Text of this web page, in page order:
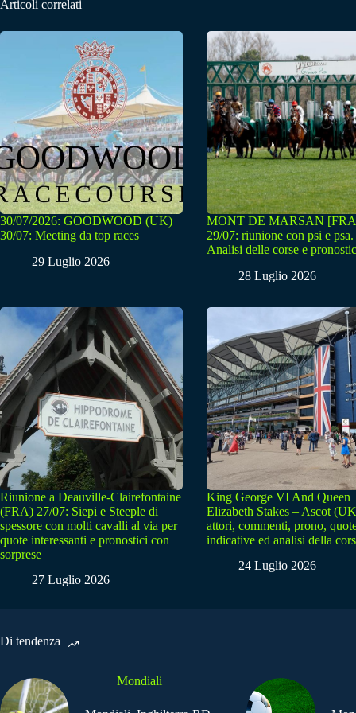
Articoli correlati
30/07/2026: GOODWOOD (UK)
30/07: Meeting da top races
29 Luglio 2026
MONT DE MARSAN
29/07: riunione con psi e psa.
Analisi delle corse e
28 Luglio 2026
Riunione a Deauville-Clairefontaine
(FRA) 27/07: Siepi e Steeple di
spessore con molti cavalli al via per
quote interessanti e pronostici con
sorprese
27 Luglio 2026
King George VI And Queen
Elizabeth Stakes – Ascot
attori, commenti, prono,
indicative ed analisi della
24 Luglio 2026
Di tendenza
Mondiali